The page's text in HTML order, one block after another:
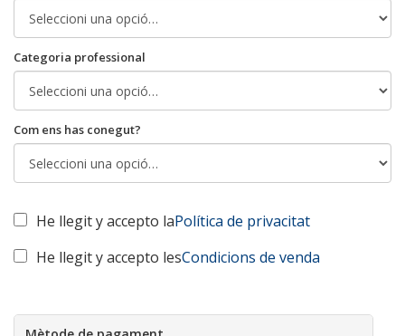
Categoria professional
Com ens has conegut?
He llegit y accepto laPolítica de privacitat
He llegit y accepto lesCondicions de venda